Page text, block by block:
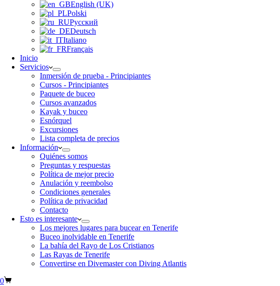
English (UK)
Polski
Русский
Deutsch
Italiano
Français
Inicio
Servicios
Inmersión de prueba - Principiantes
Cursos - Principiantes
Paquete de buceo
Cursos avanzados
Kayak y buceo
Esnórquel
Excursiones
Lista completa de precios
Información
Quiénes somos
Preguntas y respuestas
Política de mejor precio
Anulación y reembolso
Condiciones generales
Política de privacidad
Contacto
Esto es interesante
Los mejores lugares para bucear en Tenerife
Buceo inolvidable en Tenerife
La bahía del Rayo de Los Cristianos
Las Rayas de Tenerife
Convertirse en Divemaster con Diving Atlantis
0